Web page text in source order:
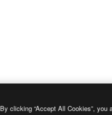
By clicking “Accept All Cookies”,